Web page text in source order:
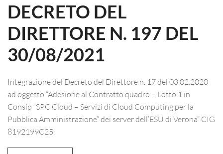
DECRETO DEL
DIRETTORE N. 197 DEL
30/08/2021
Integrazione del Decreto del Direttore n. 17 del 03.02.2020
ad oggetto “Adesione al Contratto quadro – Lotto 1 in
Consip “SPC Cloud – Servizi di Cloud Computing per la
Pubblica Amministrazione” dei server dell’ESU di Verona” CIG
8192199C25.